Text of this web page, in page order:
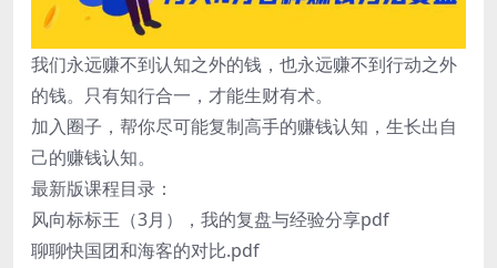
我们永远赚不到认知之外的钱，也永远赚不到行动之外
的钱。只有知行合一，才能生财有术。
加入圈子，帮你尽可能复制高手的赚钱认知，生长出自
己的赚钱认知。
最新版课程目录：
风向标标王（3月），我的复盘与经验分享pdf
聊聊快国团和海客的对比.pdf